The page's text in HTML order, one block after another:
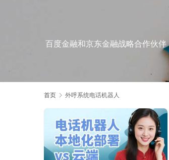
百度金融和京东金融战略合作伙
首页 外呼系统电话机器人